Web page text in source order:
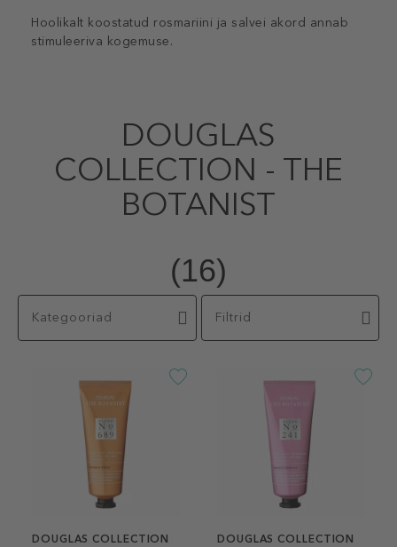
Hoolikalt koostatud rosmariini ja salvei akord annab
stimuleeriva kogemuse.
DOUGLAS
COLLECTION - THE
BOTANIST
(16)
Kategooriad Filtrid
DOUGLAS COLLECTION
DOUGLAS COLLECTION